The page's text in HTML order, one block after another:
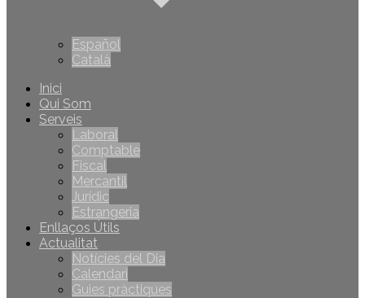
Español
Català
Inici
Qui Som
Serveis
Laboral
Comptable
Fiscal
Mercantil
Jurídic
Estrangeria
Enllaços Útils
Actualitat
Notícies del Dia
Calendari
Guies pràctiques